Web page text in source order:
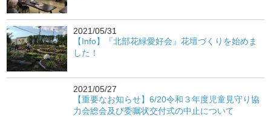
2021/05/31
【Info】『北部花緑愛好会』花壇づくりを始めま
した！
2021/05/27
【重要なお知らせ】6/20令和３年度児童見守り協
力会総会及び委嘱状交付式の中止について